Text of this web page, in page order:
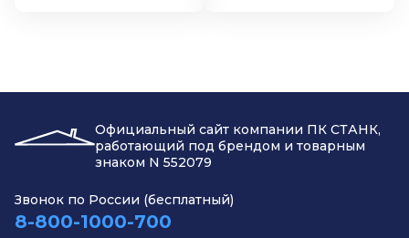
Официальный сайт компании ПК СТАНК,
работающий под брендом и товарным
знаком N 552079
Звонок по России (бесплатный)
8-800-1000-700